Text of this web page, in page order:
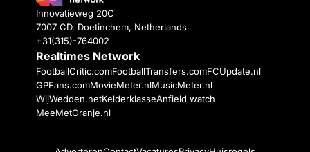
Innovatieweg 20C
7007 CD, Doetinchem, Netherlands
+31(315)-764002
Realtimes Network
FootballCritic.comFootballTransfers.comFCUpdate.nl
GPFans.comMovieMeter.nlMusicMeter.nl
WijWedden.netKelderklasseAnfield watch
MeeMetOranje.nl